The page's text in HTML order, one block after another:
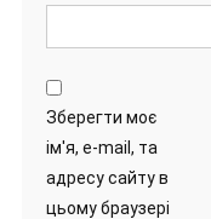
Зберегти моє
ім'я, e-mail, та
адресу сайту в
цьому браузері